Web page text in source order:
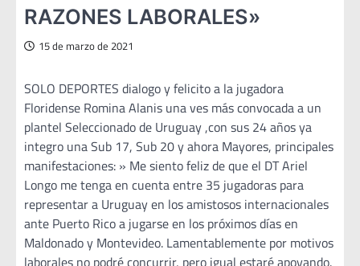
RAZONES LABORALES»
15 de marzo de 2021
SOLO DEPORTES dialogo y felicito a la jugadora
Floridense Romina Alanis una ves más convocada a un
plantel Seleccionado de Uruguay ,con sus 24 años ya
integro una Sub 17, Sub 20 y ahora Mayores, principales
manifestaciones: » Me siento feliz de que el DT Ariel
Longo me tenga en cuenta entre 35 jugadoras para
representar a Uruguay en los amistosos internacionales
ante Puerto Rico a jugarse en los próximos días en
Maldonado y Montevideo. Lamentablemente por motivos
laborales no podré concurrir, pero igual estaré apoyando.